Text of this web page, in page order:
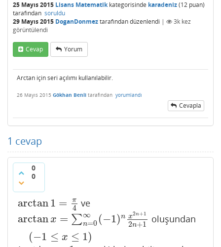
25 Mayıs 2015 Lisans Matematikkategorisinde karadeniz(12 puan)
tarafından soruldu
29 Mayıs 2015 DoganDonmeztarafındandüzenlendi | 3k kez
görüntülendi
Cevap Yorum
Arctan için seri açılımı kullanılabilir.
26 Mayıs 2015 Gökhan Benli tarafından yorumlandı
Cevapla
1 cevap
0
0
arctan1 = π
4
arctan1 =π4 ve
arctanx = ∑∞
n=0 (−1)n x2n+1
2n+1
(−1 ≤ x ≤ 1)
arctanx=∑ n= 0∞ (−1 )nx2n+12n+1( −1≤x≤1)
oluşundan